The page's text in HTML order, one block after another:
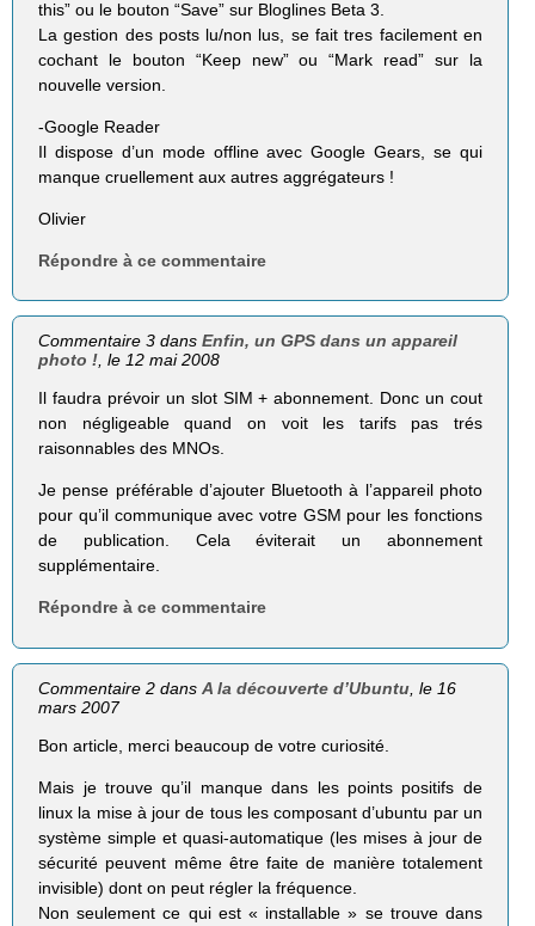
this” ou le bouton “Save” sur Bloglines Beta 3.
La gestion des posts lu/non lus, se fait tres facilement en
cochant le bouton “Keep new” ou “Mark read” sur la
nouvelle version.
-Google Reader
Il dispose d’un mode offline avec Google Gears, se qui
manque cruellement aux autres aggrégateurs !
Olivier
Répondre à ce commentaire
Commentaire 3 dansEnfin, un GPS dans un appareil
photo !, le 12 mai 2008
Il faudra prévoir un slot SIM + abonnement. Donc un cout
non négligeable quand on voit les tarifs pas trés
raisonnables des MNOs.
Je pense préférable d’ajouter Bluetooth à l’appareil photo
pour qu’il communique avec votre GSM pour les fonctions
de publication. Cela éviterait un abonnement
supplémentaire.
Répondre à ce commentaire
Commentaire 2 dansA la découverte d’Ubuntu , le 16
mars 2007
Bon article, merci beaucoup de votre curiosité.
Mais je trouve qu’il manque dans les points positifs de
linux la mise à jour de tous les composant d’ubuntu par un
système simple et quasi-automatique (les mises à jour de
sécurité peuvent même être faite de manière totalement
invisible) dont on peut régler la fréquence.
Non seulement ce qui est « installable » se trouve dans